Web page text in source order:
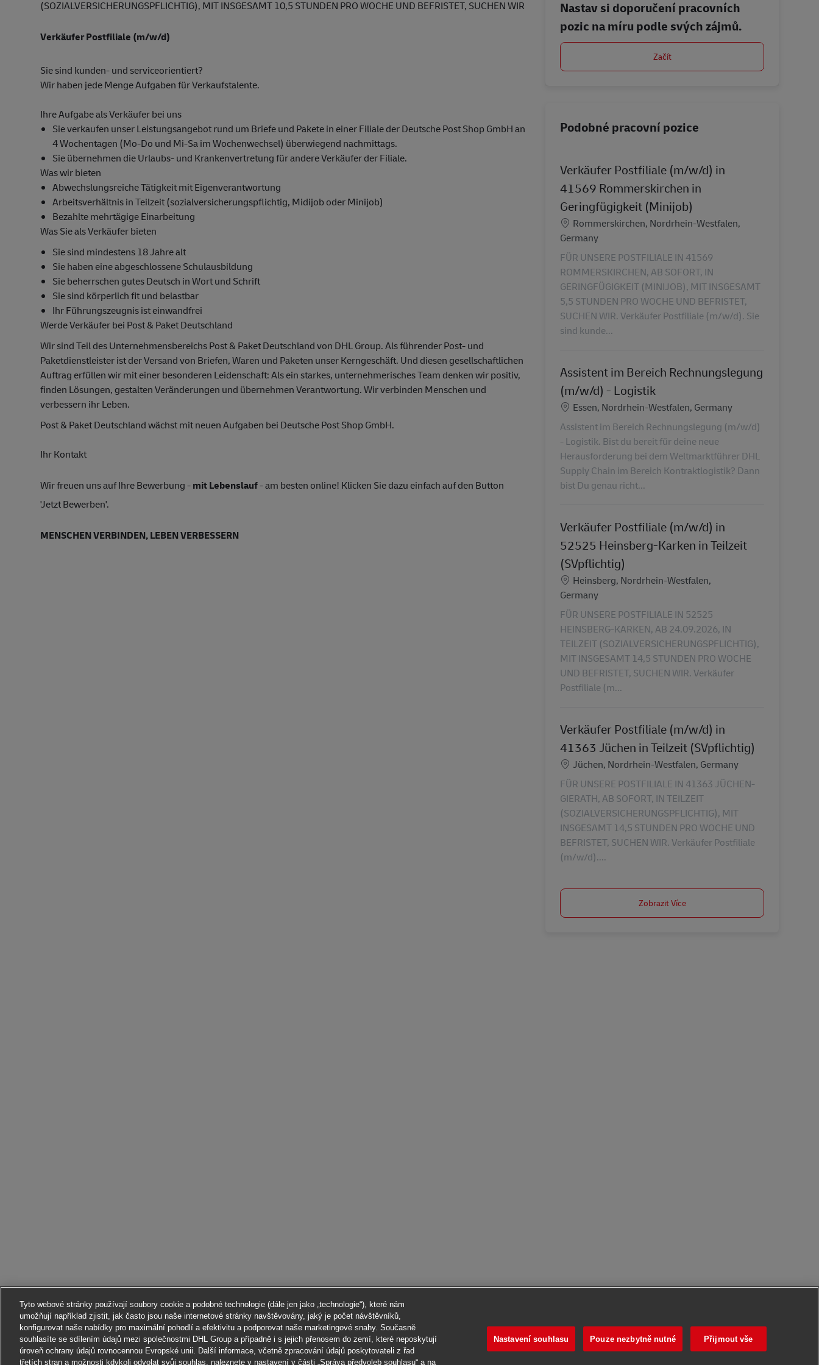
(SOZIALVERSICHERUNGSPFLICHTIG), MIT INSGESAMT 10,5 STUNDEN PRO WOCHE UND BEFRISTET, SUCHEN WIR
Verkäufer Postfiliale (m/w/d)
Sie sind kunden- und serviceorientiert?
Wir haben jede Menge Aufgaben für Verkaufstalente.
Ihre Aufgabe als Verkäufer bei uns
Sie verkaufen unser Leistungsangebot rund um Briefe und Pakete in einer Filiale der Deutsche Post Shop GmbH an
4 Wochentagen (Mo-Do und Mi-Sa im Wochenwechsel) überwiegend nachmittags.
Sie übernehmen die Urlaubs- und Krankenvertretung für andere Verkäufer der Filiale.
Was wir bieten
Abwechslungsreiche Tätigkeit mit Eigenverantwortung
Arbeitsverhältnis in Teilzeit (sozialversicherungspflichtig, Midijob oder Minijob)
Bezahlte mehrtägige Einarbeitung
Was Sie als Verkäufer bieten
Sie sind mindestens 18 Jahre alt
Sie haben eine abgeschlossene Schulausbildung
Sie beherrschen gutes Deutsch in Wort und Schrift
Sie sind körperlich fit und belastbar
Ihr Führungszeugnis ist einwandfrei
Werde Verkäufer bei Post & Paket Deutschland
Wir sind Teil des Unternehmensbereichs Post & Paket Deutschland von DHL Group. Als führender Post- und
Paketdienstleister ist der Versand von Briefen, Waren und Paketen unser Kerngeschäft. Und diesen gesellschaftlichen
Auftrag erfüllen wir mit einer besonderen Leidenschaft: Als ein starkes, unternehmerisches Team denken wir positiv,
finden Lösungen, gestalten Veränderungen und übernehmen Verantwortung. Wir verbinden Menschen und
verbessern ihr Leben.
Post & Paket Deutschland wächst mit neuen Aufgaben bei Deutsche Post Shop GmbH.
Ihr Kontakt
Wir freuen uns auf Ihre Bewerbung -mit Lebenslauf- am besten online! Klicken Sie dazu einfach auf den Button
'Jetzt Bewerben'.
MENSCHEN VERBINDEN, LEBEN VERBESSERN
Nastav si doporučení pracovních
pozic na míru podle svých zájmů.
Začít
Podobné pracovní pozice
Verkäufer Postfiliale (m/w/d) in
41569 Rommerskirchen in
Geringfügigkeit (Minijob)
Location
Rommerskirchen, Nordrhein-Westfalen,
Germany
FÜR UNSERE POSTFILIALE IN 41569
ROMMERSKIRCHEN, AB SOFORT, IN
GERINGFÜGIGKEIT (MINIJOB), MIT INSGESAMT
5,5 STUNDEN PRO WOCHE UND BEFRISTET,
SUCHEN WIR. Verkäufer Postfiliale (m/w/d). Sie
sind kunde...
Assistent im Bereich Rechnungslegung
(m/w/d) - Logistik
Location
Essen, Nordrhein-Westfalen, Germany
Assistent im Bereich Rechnungslegung (m/w/d)
- Logistik. Bist du bereit für deine neue
Herausforderung bei dem Weltmarktführer DHL
Supply Chain im Bereich Kontraktlogistik? Dann
bist Du genau richt...
Verkäufer Postfiliale (m/w/d) in
52525 Heinsberg-Karken in Teilzeit
(SVpflichtig)
Location
Heinsberg, Nordrhein-Westfalen,
Germany
FÜR UNSERE POSTFILIALE IN 52525
HEINSBERG-KARKEN, AB 24.09.2026, IN
TEILZEIT (SOZIALVERSICHERUNGSPFLICHTIG),
MIT INSGESAMT 14,5 STUNDEN PRO WOCHE
UND BEFRISTET, SUCHEN WIR. Verkäufer
Postfiliale (m...
Verkäufer Postfiliale (m/w/d) in
41363 Jüchen in Teilzeit (SVpflichtig)
Location
Jüchen, Nordrhein-Westfalen, Germany
FÜR UNSERE POSTFILIALE IN 41363 JÜCHEN-
GIERATH, AB SOFORT, IN TEILZEIT
(SOZIALVERSICHERUNGSPFLICHTIG), MIT
INSGESAMT 14,5 STUNDEN PRO WOCHE UND
BEFRISTET, SUCHEN WIR. Verkäufer Postfiliale
(m/w/d)....
Zobrazit Více
Tyto webové stránky používají soubory cookie a podobné technologie (dále jen jako „technologie“), které nám
umožňují například zjistit, jak často jsou naše internetové stránky navštěvovány, jaký je počet návštěvníků,
konfigurovat naše nabídky pro maximální pohodlí a efektivitu a podporovat naše marketingové snahy. Současně
souhlasíte se sdílením údajů mezi společnostmi DHL Group a případně i s jejich přenosem do zemí, které neposkytují
úroveň ochrany údajů rovnocennou Evropské unii. Další informace, včetně zpracování údajů poskytovateli z řad
třetích stran a možnosti kdykoli odvolat svůj souhlas, naleznete v nastavení v části „Správa předvoleb souhlasu“ a na
Nastavení souhlasu Pouze nezbytně nutné Přijmout vše